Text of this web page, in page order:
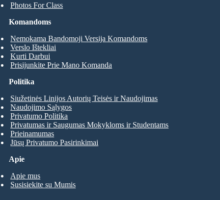
Photos For Class
Komandoms
Nemokama Bandomoji Versija Komandoms
Verslo Ištekliai
Kurti Darbui
Prisijunkite Prie Mano Komanda
Apie
Apie mus
Susisiekite su Mumis
Politika
Siužetinės Linijos Autorių Teisės ir Naudojimas
Naudojimo Sąlygos
Privatumo Politika
Privatumas ir Saugumas Mokykloms ir Studentams
Prieinamumas
Jūsų Privatumo Pasirinkimai